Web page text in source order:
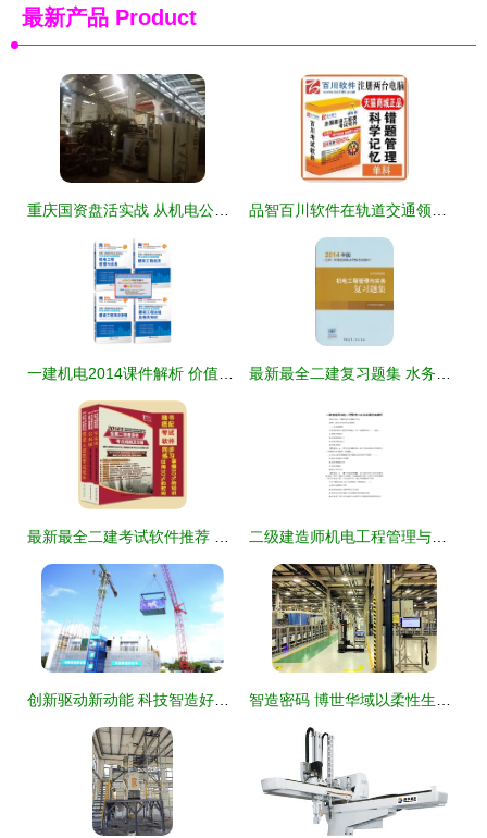
最新产品 Product
重庆国资盘活实战 从机电公司闲置设备拍卖看水务环保新路径 品智百川软件在轨道交通领域的创新应用与解决方案
一建机电2014课件解析 价值探讨与使用心得 最新最全二建复习题集 水务环保领域的通关宝典
最新最全二建考试软件推荐 轨道交通方向，助你高效通关 二级建造师机电工程管理与实务真题答案解析 轨道交通篇
创新驱动新动能 科技智造好房子——智能建造新技术现场观摩会在深圳顺利召开 智造密码 博世华域以柔性生产赋能全价值流智能工厂建设